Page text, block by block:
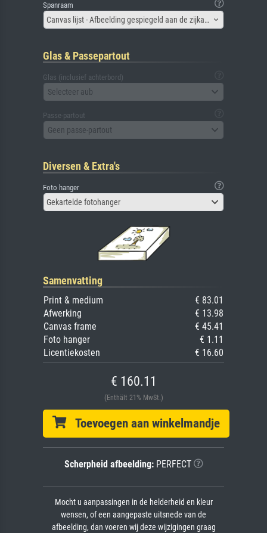
Spanraam
Canvas lijst - Afbeelding gespiegeld aan de zijkant
Glas & Passepartout
Glas (inclusief achterbord)
Selecteer aub
Passe-partout
Geen passe-partout
Diversen & Extra's
Foto hanger
Gekartelde fotohanger
Samenvatting
Print & medium
€ 83.01
Afwerking
€ 13.98
Canvas frame
€ 45.41
Foto hanger
€ 1.11
Licentiekosten
€ 16.60
€ 160.11
(Enthält 21% MwSt.)
Toevoegen aan winkelmandje
Scherpheid afbeelding:PERFECT
Mocht u aanpassingen in de helderheid en kleur
wensen, of een aangepaste uitsnede van de
afbeelding, dan voeren wij deze wijzigingen graag